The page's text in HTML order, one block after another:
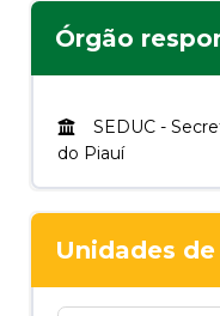
Órgão
SEDUC -
do Piauí
Unidades